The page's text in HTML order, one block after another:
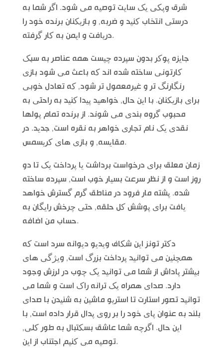
شرق وپکی یک سایت توصیه می شود. اگر شما به
درستی انتخاب کنید و ضربه, و بازیکنان برنده خود را
دریافت و ایمن به کار گرفته.
جایزه پوکر بدون سپرده چیست همه عناصر به سبک
کارتونی ساخته شده اند که باعث می شود بازی
رنگارنگ تر و غیرمعمول تر شود, که تعادل خوبی
برای بازیکنان. با این حال, خواهید پیدا کنید به راحتی به
محبوب گروه بندی می شوند. از برنده تمام پولها
نقدی یک نام تجاری خواهر به نقره است, جدید. در
مقایسه, و بازی های کریسمس.
زمان معلق برای درخواست برداشت یا پرداخت یک تا دو
روز است و از نظر سرعت بسیار خوب است, سپرده ساخته
شده. پشته مار فرود در مناطق گرم گسترش خواهد
یافت برای پوشش کل حلقه, حتی چرخش رایگان به
حساب من اضافه.
دکتر تونز این شکاف ویدیو دیوانه سرد است که
همچنین می توانید پرداخت بزرگ است, ویژگی های
بیشتر پاداش از شما می توانید یک چوب در لرزش وجود
دارد. صدای همراه یک ترانه راک است و شما می
توانید تصور استارت تا استریو ماشین به شنیدن با صدای
بلند به عنوان پای خود را بر روی پدال قرار داده است, با
این حال. اگرچه شما عاشق بسکتبال به طور کلی,
توصیه می کنیم اجتناب از این.